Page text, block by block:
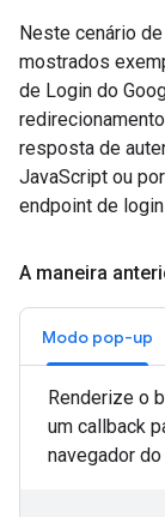
Neste cenário
mostrados
de Login do
resposta de
JavaScript ou
endpoint de
A maneira
Modo pop-up
Renderize o
um callback
navegador do